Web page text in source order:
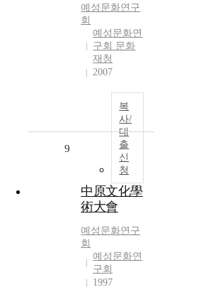
예성문화연구
회
예성문화연
구회 문화
재청
2007
복
사/
대
출
신
청
9
中原文化學
術大會
예성문화연구
회
예성문화연
구회
1997